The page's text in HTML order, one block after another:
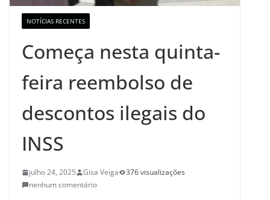
NOTÍCIAS RECENTES
Começa nesta quinta-
feira reembolso de
descontos ilegais do
INSS
julho 24, 2025 Gisa Veiga
376 visualizações
nenhum comentário